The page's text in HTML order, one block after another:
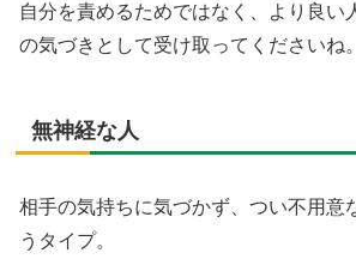
自分を責めるためではなく、より良い
の気づきとして受け取ってくださいね。
無神経な人
相手の気持ちに気づかず、つい不用意
うタイプ。